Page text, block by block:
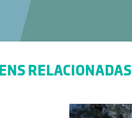
RELACIONADAS